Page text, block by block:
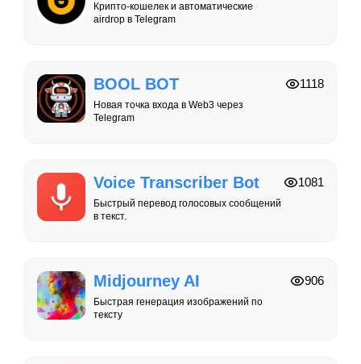
Крипто-кошелек и автоматические
airdrop в Telegram
BOOL BOT
Новая точка входа в Web3 через
Telegram
1118
Voice Transcriber Bot
Быстрый перевод голосовых сообщений
в текст.
1081
Midjourney AI
Быстрая генерация изображений по
тексту
906